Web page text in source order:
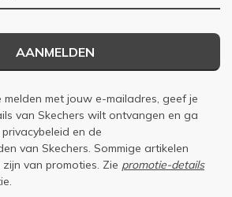
AANMELDEN
met jouw e-mailadres, geef je
van Skechers wilt ontvangen en ga
privacybeleid en de
van Skechers. Sommige artikelen
van promoties. Zie promotie-details